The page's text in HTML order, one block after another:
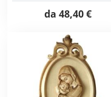
da 48,40 €